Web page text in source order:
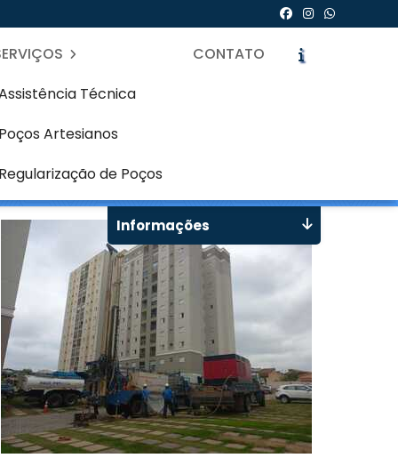
Técnica
Poços Artesianos
Regularização de Poços
CONTATO
Informações